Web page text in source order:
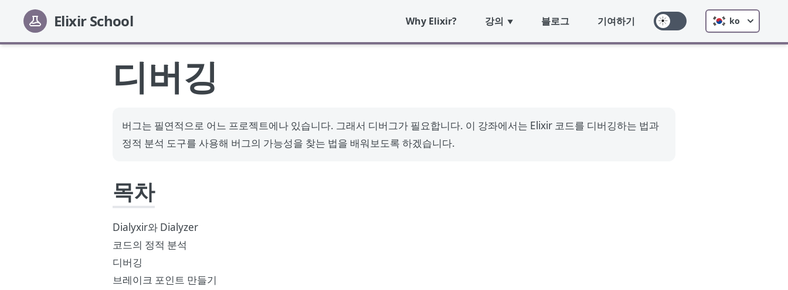
Elixir School Why Elixir? 강의 블로그 기여하기 ko
디버깅
버그는 필연적으로 어느 프로젝트에나 있습니다. 그래서 디버그가 필요합니다. 이 강좌에서는 Elixir 코드를 디버깅하는 법과
정적 분석 도구를 사용해 버그의 가능성을 찾는 법을 배워보도록 하겠습니다.
목차
Dialyxir와 Dialyzer
코드의 정적 분석
디버깅
브레이크 포인트 만들기